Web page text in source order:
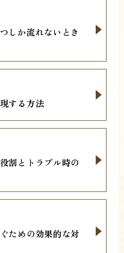
しか流れないとき
する方法
割とトラブル時の
ための効果的な対